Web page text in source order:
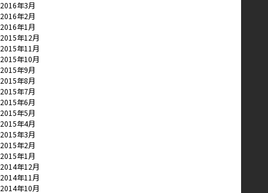
2016年3月
2016年2月
2016年1月
2015年12月
2015年11月
2015年10月
2015年9月
2015年8月
2015年7月
2015年6月
2015年5月
2015年4月
2015年3月
2015年2月
2015年1月
2014年12月
2014年11月
2014年10月